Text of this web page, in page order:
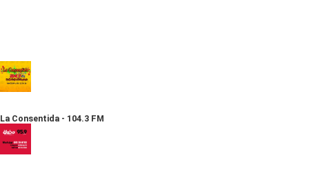
La Consentida - 104.3 FM